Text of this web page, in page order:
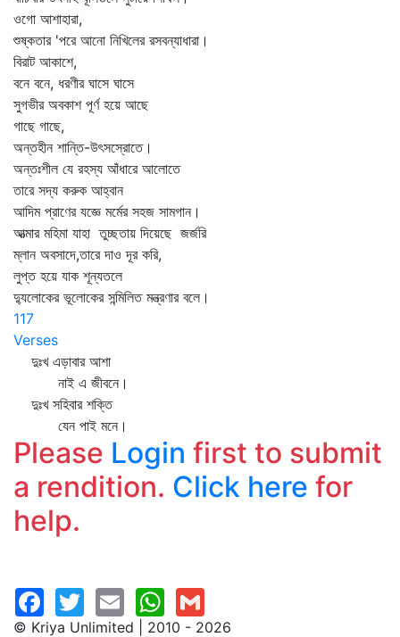
ওগো আশাহারা,
শুষ্কতার 'পরে আনো নিখিলের রসবন্যাধারা।
বিরাট আকাশে,
বনে বনে, ধরণীর ঘাসে ঘাসে
সুগভীর অবকাশ পূর্ণ হয়ে আছে
গাছে গাছে,
অন্তহীন শান্তি-উৎসস্রোতে।
অন্তঃশীল যে রহস্য আঁধারে আলোতে
তারে সদ্য করুক আহ্বান
আদিম প্রাণের যজ্ঞে মর্মের সহজ সামগান।
আত্মার মহিমা যাহা তুচ্ছতায় দিয়েছে জর্জরি
ম্লান অবসাদে,তারে দাও দূর করি,
লুপ্ত হয়ে যাক শূন্যতলে
দ্যুলোকের ভূলোকের সন্মিলিত মন্ত্রণার বলে।
117
Verses
দুঃখ এড়াবার আশা
নাই এ জীবনে।
দুঃখ সহিবার শক্তি
যেন পাই মনে।
Please Login first to submit
a rendition. Click here for
help.
© Kriya Unlimited | 2010 - 2026